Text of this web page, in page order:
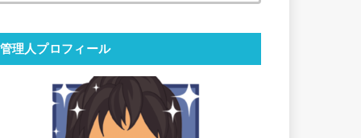
管理人プロフィール